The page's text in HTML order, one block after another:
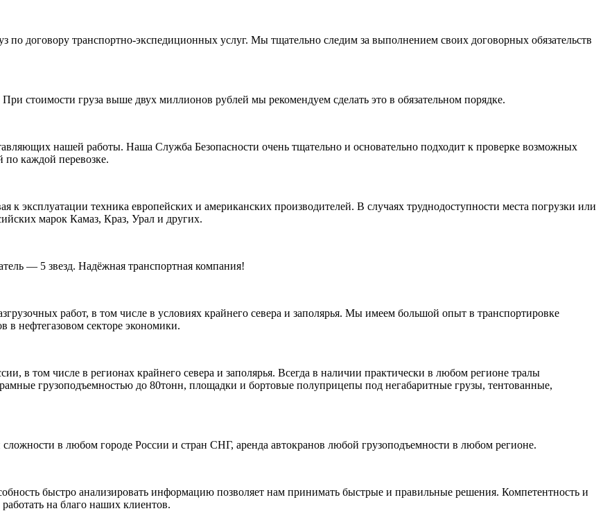
по договору транспортно-экспедиционных услуг. Мы тщательно следим за выполнением своих договорных обязательств
стоимости груза выше двух миллионов рублей мы рекомендуем сделать это в обязательном порядке.
нашей работы. Наша Служба Безопасности очень тщательно и основательно подходит к проверке возможных
по каждой перевозке.
к эксплуатации техника европейских и американских производителей. В случаях труднодоступности места погрузки или
марок Камаз, Краз, Урал и других.
— 5 звезд. Надёжная транспортная компания!
работ, в том числе в условиях крайнего севера и заполярья. Мы имеем большой опыт в транспортировке
в нефтегазовом секторе экономики.
в том числе в регионах крайнего севера и заполярья. Всегда в наличии практически в любом регионе тралы
грузоподъемностью до 80тонн, площадки и бортовые полуприцепы под негабаритные грузы, тентованные,
в любом городе России и стран СНГ, аренда автокранов любой грузоподъемности в любом регионе.
быстро анализировать информацию позволяет нам принимать быстрые и правильные решения. Компетентность и
на благо наших клиентов.